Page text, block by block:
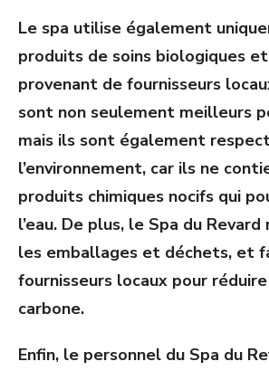
Le spa utilise également
produits de soins biologiques
provenant de fournisseurs
sont non seulement meilleurs
mais ils sont également
l’environnement, car ils ne
produits chimiques nocifs qui
l’eau. De plus, le Spa du
les emballages et déchets, et
fournisseurs locaux pour
carbone.
Enfin, le personnel du Spa du